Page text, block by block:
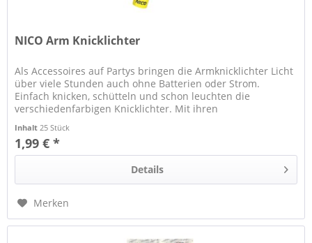
NICO Arm Knicklichter
Als Accessoires auf Partys bringen die Armknicklichter Licht
über viele Stunden auch ohne Batterien oder Strom.
Einfach knicken, schütteln und schon leuchten die
verschiedenfarbigen Knicklichter. Mit ihren
Inhalt25 Stück
1,99 € *
Details
Merken